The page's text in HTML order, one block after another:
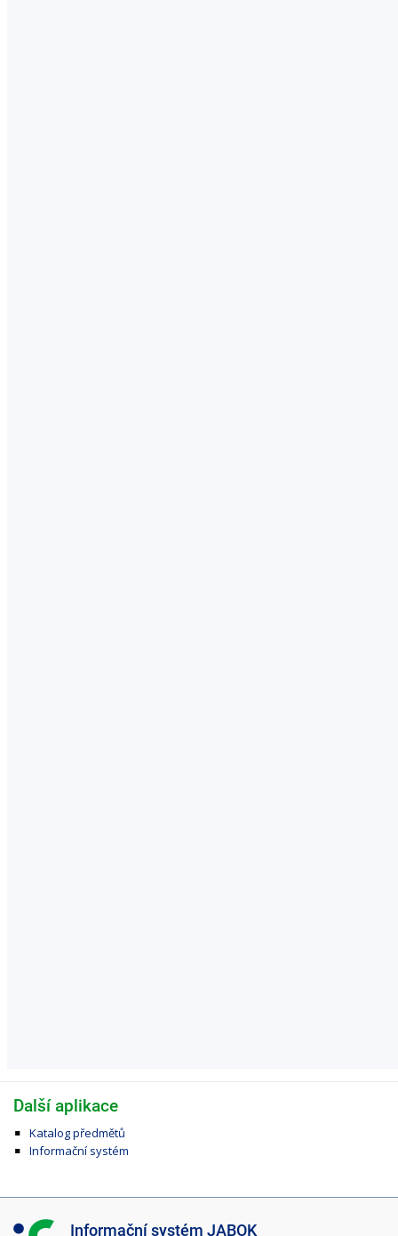
Další aplikace
Katalog předmětů
Informační systém
I Informační systém JABOK